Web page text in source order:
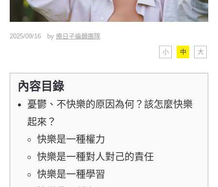
2025/09/16 by 療日子編輯團隊
小 中 大
內容目錄
憂鬱、不快樂的原因為何？該怎麼快樂
起來？
快樂是一種權力
快樂是一種對人對己的責任
快樂是一種學習